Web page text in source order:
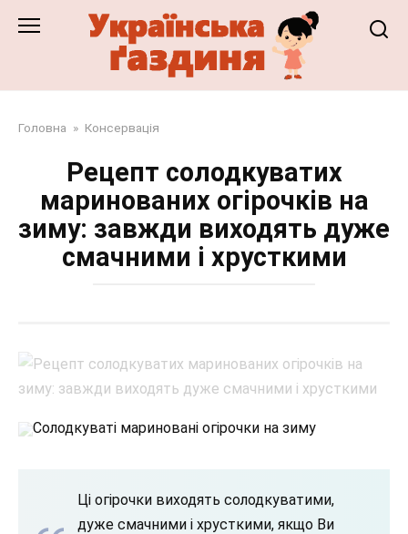
Головна » Консервація
Рецепт солодкуватих
маринованих огірочків на
зиму: завжди виходять дуже
смачними і хрусткими
Солодкуваті мариновані огірочки на зиму
Ці огірочки виходять солодкуватими,
дуже смачними і хрусткими, якщо Ви